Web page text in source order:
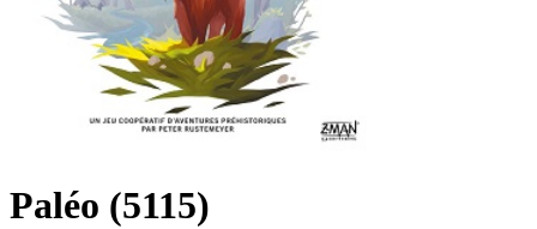
Paléo (5115)